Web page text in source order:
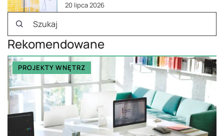
20 lipca 2026
Rekomendowane
PROJEKTY WNĘTRZ